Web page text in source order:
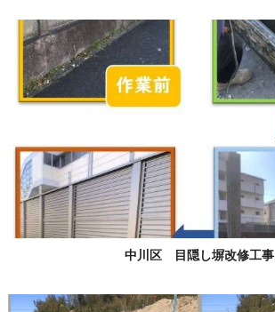
中川区 目隠し塀改修工事